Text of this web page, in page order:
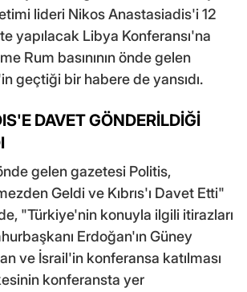
lideri Nikos Anastasiadis'i 12
yapılacak Libya Konferansı'na
Rum basınının önde gelen
geçtiği bir habere de yansıdı.
DAVET GÖNDERİLDİĞİ
gelen gazetesi Politis,
Geldi ve Kıbrıs'ı Davet Etti"
"Türkiye'nin konuyla ilgili itirazları
Erdoğan'ın Güney
ve İsrail'in konferansa katılması
konferansta yer